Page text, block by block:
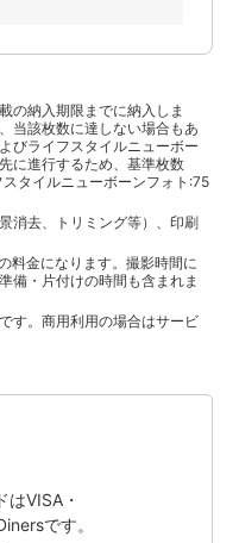
の納入期限までに納入しま
当該枚数に達しない場合もあ
びライフスタイルニューボー
に進行するため、基準枚数
タイルニューボーンフォト:75
消去、トリミング等）、印刷
料金になります。撮影時間に
備・片付けの時間も含まれま
す。商用利用の場合はサービ
はVISA・
です。